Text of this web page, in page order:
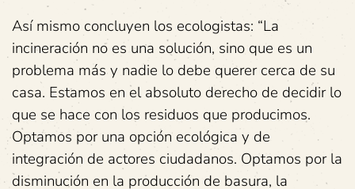
Así mismo concluyen los ecologistas: “La
incineración no es una solución, sino que es un
problema más y nadie lo debe querer cerca de su
casa. Estamos en el absoluto derecho de decidir lo
que se hace con los residuos que producimos.
Optamos por una opción ecológica y de
integración de actores ciudadanos. Optamos por la
disminución en la producción de basura, la